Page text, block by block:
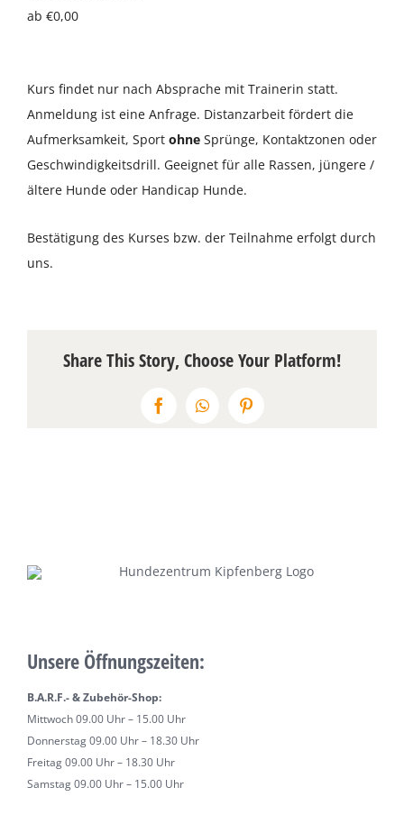
Terminkalender
Kontakt & Anfahrt
ab €0,00
Kurs findet nur nach Absprache mit Trainerin statt.
Anmeldung ist eine Anfrage. Distanzarbeit fördert die
Aufmerksamkeit, Sport ohne Sprünge, Kontaktzonen oder
Geschwindigkeitsdrill. Geeignet für alle Rassen, jüngere /
ältere Hunde oder Handicap Hunde.
Bestätigung des Kurses bzw. der Teilnahme erfolgt durch
uns.
Share This Story, Choose Your Platform!
FacebookWhatsAppPinterest
Unsere Öffnungszeiten:
B.A.R.F.- & Zubehör-Shop:
Mittwoch 09.00 Uhr – 15.00 Uhr
Donnerstag 09.00 Uhr – 18.30 Uhr
Freitag 09.00 Uhr – 18.30 Uhr
Samstag 09.00 Uhr – 15.00 Uhr